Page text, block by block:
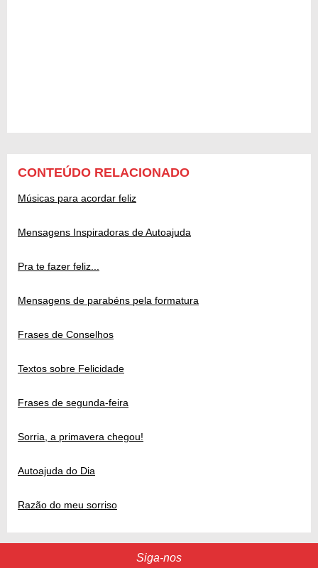
CONTEÚDO RELACIONADO
Músicas para acordar feliz
Mensagens Inspiradoras de Autoajuda
Pra te fazer feliz...
Mensagens de parabéns pela formatura
Frases de Conselhos
Textos sobre Felicidade
Frases de segunda-feira
Sorria, a primavera chegou!
Autoajuda do Dia
Razão do meu sorriso
Siga-nos